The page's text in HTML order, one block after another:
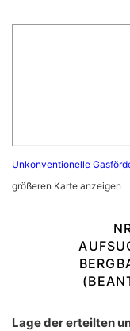
Unkonventionelle
größeren Karte anzeigen
Lage der erteilten